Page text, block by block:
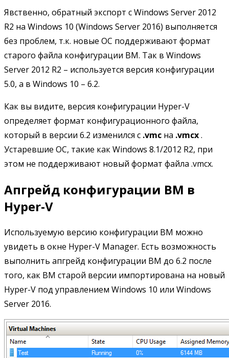
Явственно, обратный экспорт с Windows Server 2012
R2 на Windows 10 (Windows Server 2016) выполняется
без проблем, т.к. новые ОС поддерживают формат
старого файла конфигурации ВМ. Так в Windows
Server 2012 R2 – используется версия конфигурации
5.0, а в Windows 10 – 6.2.
Как вы видите, версия конфигурации Hyper-V
определяет формат конфигурационного файла,
который в версии 6.2 изменился с .vmc на .vmcx.
Устаревшие ОС, такие как Windows 8.1/2012 R2, при
этом не поддерживают новый формат файла .vmcx.
Апгрейд конфигурации ВМ в
Hyper-V
Используемую версию конфигурации ВМ можно
увидеть в окне Hyper-V Manager. Есть возможность
выполнить апгрейд конфигурации ВМ до 6.2 после
того, как ВМ старой версии импортирована на новый
Hyper-V под управлением Windows 10 или Windows
Server 2016.